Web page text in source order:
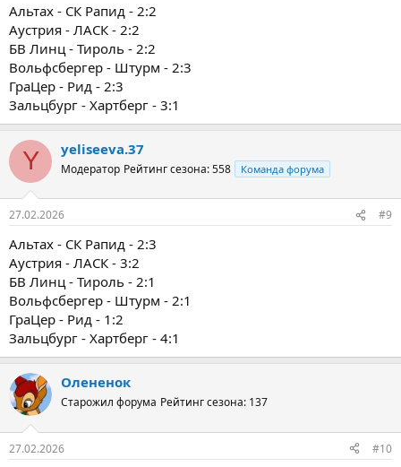
Альтах - СК Рапид - 2:2
Аустрия - ЛАСК - 2:2
БВ Линц - Тироль - 2:2
Вольфсбергер - Штурм - 2:3
ГраЦер - Рид - 2:3
Зальцбург - Хартберг - 3:1
Y yeliseeva.37
Модератор Рейтинг сезона: 558 Команда форума
27.02.2026 #9
Альтах - СК Рапид - 2:3
Аустрия - ЛАСК - 3:2
БВ Линц - Тироль - 2:1
Вольфсбергер - Штурм - 2:1
ГраЦер - Рид - 1:2
Зальцбург - Хартберг - 4:1
Олененок
Старожил форума Рейтинг сезона: 137
27.02.2026 #10